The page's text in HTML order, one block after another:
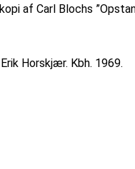
af Carl Blochs
Horskjær. Kbh. 1969.